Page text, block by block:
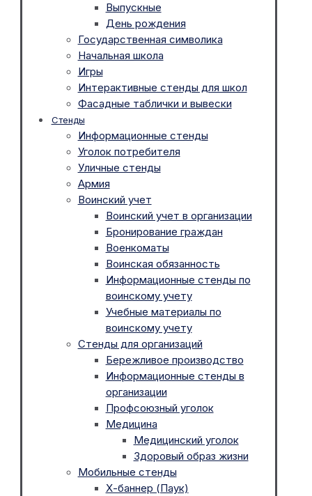
Выпускные
День рождения
Государственная символика
Начальная школа
Игры
Интерактивные стенды для школ
Фасадные таблички и вывески
Стенды
Информационные стенды
Уголок потребителя
Уличные стенды
Армия
Воинский учет
Воинский учет в организации
Бронирование граждан
Военкоматы
Воинская обязанность
Информационные стенды по
воинскому учету
Учебные материалы по
воинскому учету
Стенды для организаций
Бережливое производство
Информационные стенды в
организации
Профсоюзный уголок
Медицина
Медицинский уголок
Здоровый образ жизни
Мобильные стенды
Х-баннер (Паук)